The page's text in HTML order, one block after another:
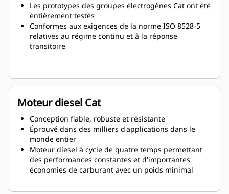
Les prototypes des groupes électrogènes Cat ont été
entièrement testés
Conformes aux exigences de la norme ISO 8528-5
relatives au régime continu et à la réponse
transitoire
Moteur diesel Cat
Conception fiable, robuste et résistante
Éprouvé dans des milliers d'applications dans le
monde entier
Moteur diesel à cycle de quatre temps permettant
des performances constantes et d'importantes
économies de carburant avec un poids minimal